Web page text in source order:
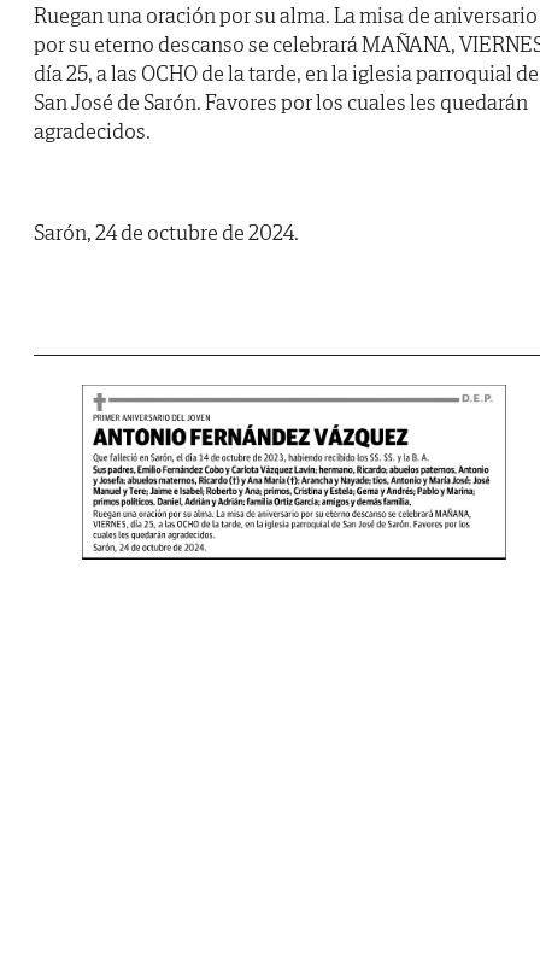
Ruegan una oración por su alma. La misa de aniversario
por su eterno descanso se celebrará MAÑANA,
día 25, a las OCHO de la tarde, en la iglesia parroquial de
San José de Sarón. Favores por los cuales les quedarán
agradecidos.
Sarón, 24 de octubre de 2024.